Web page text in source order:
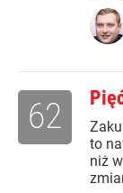
to
niż
62